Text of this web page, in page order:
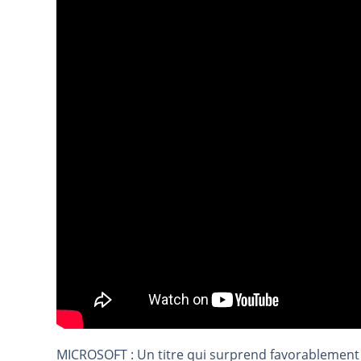
Les événements de cette semaine
La France, maillon faible de
Pourquoi 6 guerres explosent en
MICROSOFT : Un titre qui surprend